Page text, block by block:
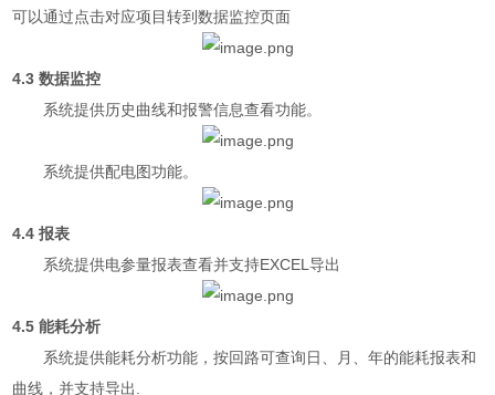
可以通过点击对应项目转到数据监控页面
4.3 数据监控
系统提供历史曲线和报警信息查看功能。
系统提供配电图功能。
4.4 报表
系统提供电参量报表查看并支持EXCEL导出
4.5 能耗分析
系统提供能耗分析功能，按回路可查询日、月、年的能耗报表和
曲线，并支持导出.